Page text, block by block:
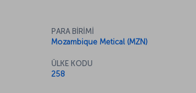
PARA BİRİMİ
Mozambique Metical (MZN)
ÜLKE KODU
258